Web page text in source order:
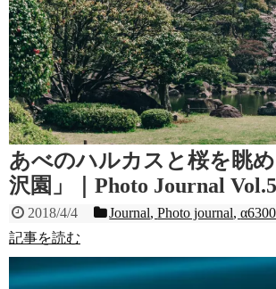
あべのハルカスと桜を眺
沢園」｜Photo Journal
2018/4/4 Journal,Photo journal,α6300
記事を読む